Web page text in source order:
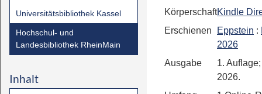
Universitätsbibliothek Kassel
Hochschul- und
Landesbibliothek RheinMain
Inhalt
KörperschaftKindle
Erschienen
Eppstein :
2026
Ausgabe
1.
2026.